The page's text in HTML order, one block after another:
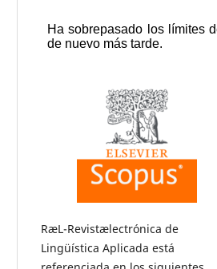
RæL-Revistælectrónica de
Lingüística Aplicada está